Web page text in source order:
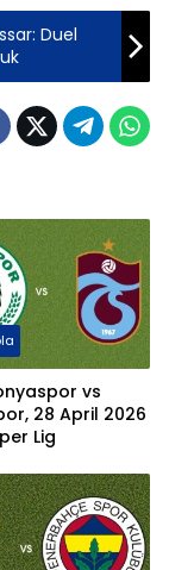
Duel
vs
28 April 2026
Lig